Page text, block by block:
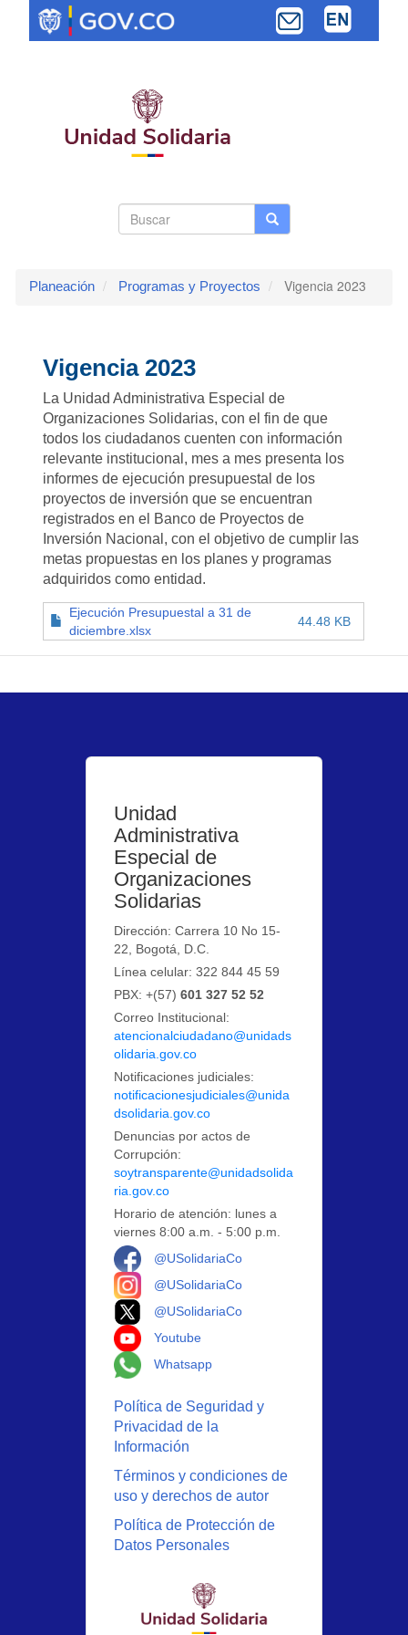
contenido
Buscar Buscar
Planeación Programas y Proyectos Vigencia 2023
Vigencia 2023
La Unidad Administrativa Especial de
Organizaciones Solidarias, con el fin de que
todos los ciudadanos cuenten con información
relevante institucional, mes a mes presenta los
informes de ejecución presupuestal de los
proyectos de inversión que se encuentran
registrados en el Banco de Proyectos de
Inversión Nacional, con el objetivo de cumplir las
metas propuestas en los planes y programas
adquiridos como entidad.
Ejecución Presupuestal a 31 de
diciembre.xlsx
44.48 KB
Unidad
Administrativa
Especial de
Organizaciones
Solidarias
Dirección: Carrera 10 No 15-
22, Bogotá, D.C.
Línea celular: 322 844 45 59
PBX: +(57)601 327 52 52
Correo Institucional:
atencionalciudadano@unidads
olidaria.gov.co
Notificaciones judiciales:
notificacionesjudiciales@unida
dsolidaria.gov.co
Denuncias por actos de
Corrupción:
soytransparente@unidadsolida
ria.gov.co
Horario de atención: lunes a
viernes 8:00 a.m. - 5:00 p.m.
@USolidariaCo
@USolidariaCo
@USolidariaCo
Youtube
Whatsapp
Política de Seguridad y
Privacidad de la
Información
Términos y condiciones de
uso y derechos de autor
Política de Protección de
Datos Personales